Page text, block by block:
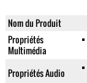
Nom du Produit
Propriétés
Multimédia
Propriétés Audio